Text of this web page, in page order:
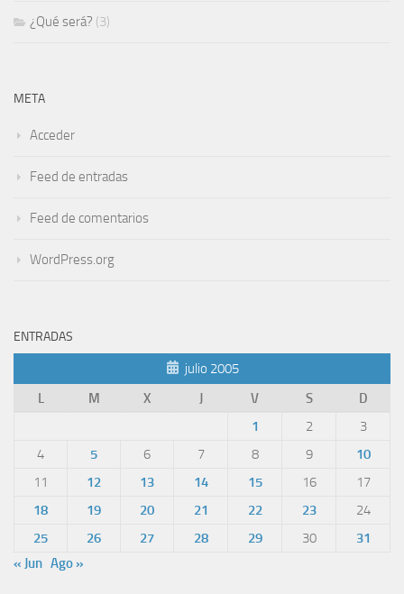
¿Qué será? (3)
META
Acceder
Feed de entradas
Feed de comentarios
WordPress.org
ENTRADAS
julio 2005
L
M X J V S
D
1
2
3
4
5 6 7 8 9
10
11
12 13 14 15 16
17
18
19 20 21 22 23
24
25
26 27 28 29 30
31
« Jun Ago »